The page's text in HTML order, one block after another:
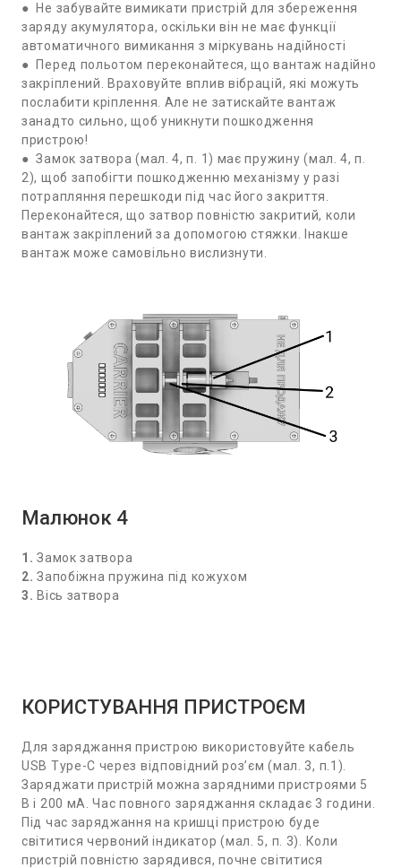
● Не забувайте вимикати пристрій для збереження
заряду акумулятора, оскільки він не має функції
автоматичного вимикання з міркувань надійності
● Перед польотом переконайтеся, що вантаж надійно
закріплений. Враховуйте вплив вібрацій, які можуть
послабити кріплення. Але не затискайте вантаж
занадто сильно, щоб уникнути пошкодження
пристрою!
● Замок затвора (мал. 4, п. 1) має пружину (мал. 4, п.
2), щоб запобігти пошкодженню механізму у разі
потрапляння перешкоди під час його закриття.
Переконайтеся, що затвор повністю закритий, коли
вантаж закріплений за допомогою стяжки. Інакше
вантаж може самовільно вислизнути.
Малюнок 4
1. Замок затвора
2. Запобіжна пружина під кожухом
3. Вісь затвора
КОРИСТУВАННЯ ПРИСТРОЄМ
Для заряджання пристрою використовуйте кабель
USB Type-C через відповідний роз’єм (мал. 3, п.1).
Заряджати пристрій можна зарядними пристроями 5
В і 200 мА. Час повного заряджання складає 3 години.
Під час заряджання на кришці пристрою буде
світитися червоний індикатор (мал. 5, п. 3). Коли
пристрій повністю зарядився, почне світитися